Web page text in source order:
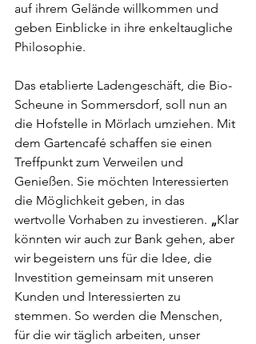
auf ihrem Gelände willkommen und
geben Einblicke in ihre enkeltaugliche
Philosophie.
Das etablierte Ladengeschäft, die Bio-
Scheune in Sommersdorf, soll nun an
die Hofstelle in Mörlach umziehen. Mit
dem Gartencafé schaffen sie einen
Treffpunkt zum Verweilen und
Genießen. Sie möchten Interessierten
die Möglichkeit geben, in das
wertvolle Vorhaben zu investieren. „Klar
könnten wir auch zur Bank gehen, aber
wir begeistern uns für die Idee, die
Investition gemeinsam mit unseren
Kunden und Interessierten zu
stemmen. So werden die Menschen,
für die wir täglich arbeiten, unser